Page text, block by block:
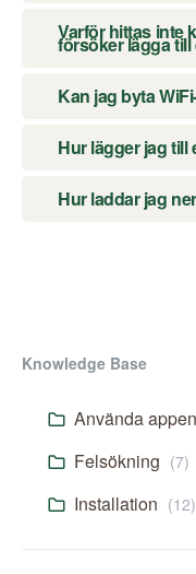
Varför hittas inte
försöker lägga
Kan jag byta
Hur lägger jag till
Hur laddar jag
Knowledge Base
Använda appen
Felsökning (7)
Installation (12)